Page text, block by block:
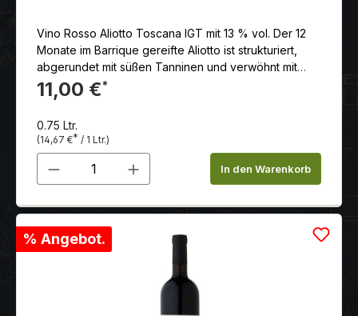
Vino Rosso Aliotto Toscana IGT mit 13 % vol. Der 12
Monate im Barrique gereifte Aliotto ist strukturiert,
abgerundet mit süßen Tanninen und verwöhnt mit
einem wunderbar ausgewogenen, intensiven
Abgang. Land: Italien Anbaugebiet: Toskana Jahr:
Sangiovese, 40% Merlot & Cabernet Farbe: rot
Reifegrad: Genießen und Lagerungsfähig
Beschreibung: Ein dunkel rubinroter Wein mit
eleganten Fruchtnoten, kombiniert mit balsamischen
Der 12 Monate im Barrique gereifte Aliotto ist
strukturiert, abgerundet mit süßen Tanninen und
verwöhnt mit einem wunderbar ausgewogenen,
intensiven Abgang. Alkoholgehalt: 13.50 % schon
trinkbar: sehr gut vorher öffnen: ja lagerungsfähig bis
11,00 €*
0.75 Ltr.
(14,67 €* / 1 Ltr.)
Produkt Anzahl: Gib denIn den Warenkorb
% Angebot.